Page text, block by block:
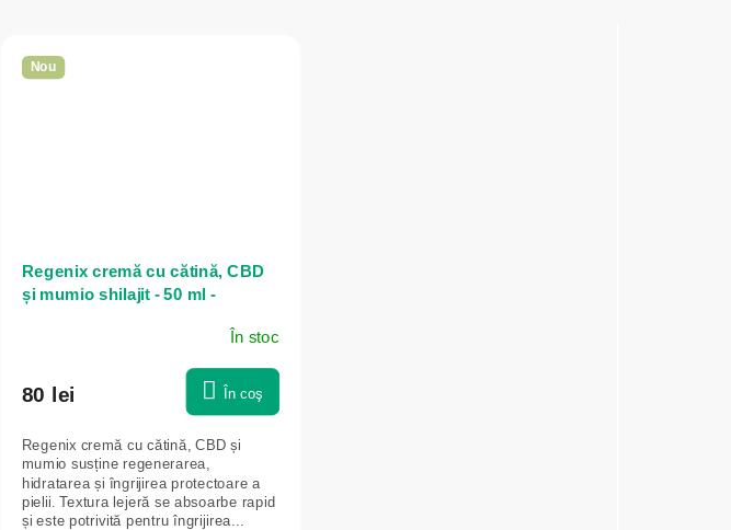
Nou
Regenix cremă cu cătină, CBD
și mumio shilajit - 50 ml -
În stoc
80 lei În coş
Regenix cremă cu cătină, CBD și
mumio susține regenerarea,
hidratarea și îngrijirea protectoare a
pielii. Textura lejeră se absoarbe rapid
și este potrivită pentru îngrijirea...